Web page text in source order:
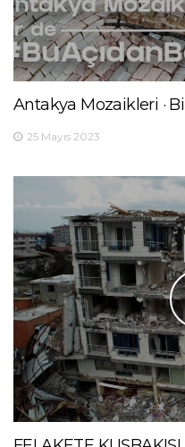
Antakya Mozaikleri ·
25 Mayıs 2023